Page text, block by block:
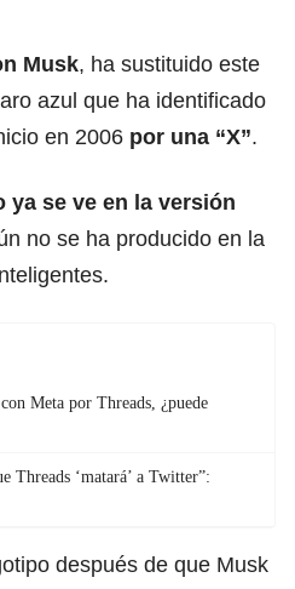
Musk, ha sustituido este
azul que ha identificado
en 2006 por una “X”.
ya se ve en la versión
no se ha producido en la
Meta por Threads, ¿puede
Threads ‘matará’ a Twitter”:
después de que Musk